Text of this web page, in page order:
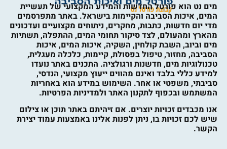
מים נט הוא פורטל החדשות והמידע המקצועי של תעשיית
המים, איכות הסביבה והקיימות בישראל. באתר מתפרסמים
מדי יום חדשות, כתבות, מחקרים, ניתוחים מקצועיים ועדכונים
מהארץ ומהעולם, לצד סיקור תחומי המים, ההתפלה, תשתיות
מים וביוב, השבת קולחין, השקיה, איכות המים, איכות
הסביבה, מחזור, טיפול בפסולת, קיימות, כלכלה מעגלית,
טכנולוגיות מים, חדשנות ורגולציה. התכנים באתר נועדו
למידע כללי בלבד ואינם מהווים ייעוץ מקצועי, הנדסי,
סביבתי, משפטי או אחר. השימוש במידע הוא באחריות
המשתמש ובכפוף לתקנון האתר ולמדיניות הפרטיות.
אנו מכבדים זכויות יוצרים. אם זיהיתם באתר תוכן או צילום
שיש לכם זכויות בו, ניתן לפנות אלינו באמצעות עמוד יצירת
הקשר.